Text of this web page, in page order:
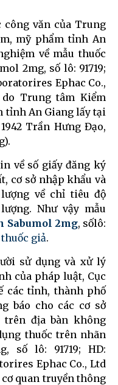
công văn của Trung
mỹ phẩm tỉnh An
về mẫu thuốc
2mg, số lô: 91719;
Ephac Co.,
do Trung tâm Kiểm
tỉnh An Giang lấy tại
Trần Hưng Đạo,
về số giấy đăng ký
cơ sở nhập khẩu và
về chỉ tiêu độ
Như vậy mẫu
Sabumol 2mg, sốlô:
thuốc giả.
sử dụng và xử lý
của pháp luật, Cục
các tỉnh, thành phố
báo cho các cơ sở
trên địa bàn không
thuốc trên nhãn
số lô: 91719; HD:
Ephac Co., Ltd
cơ quan truyền thông